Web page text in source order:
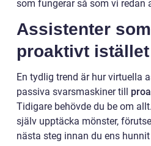
som fungerar så som vi redan
Assistenter
proaktivt
En tydlig trend är hur virtuella
passiva svarsmaskiner till
Tidigare behövde du be om
själv upptäcka mönster,
nästa steg innan du ens